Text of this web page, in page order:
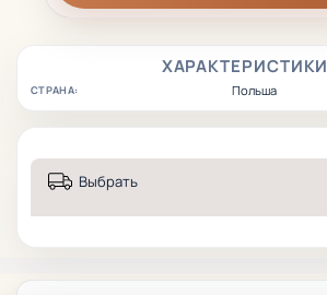
ХАРАКТЕРИСТИКИ
СТРАНА: Польша
Выбрать